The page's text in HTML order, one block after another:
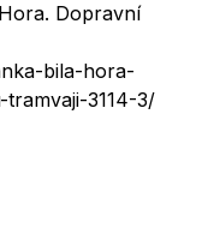
Dopravní
bila-hora-
3114-3/